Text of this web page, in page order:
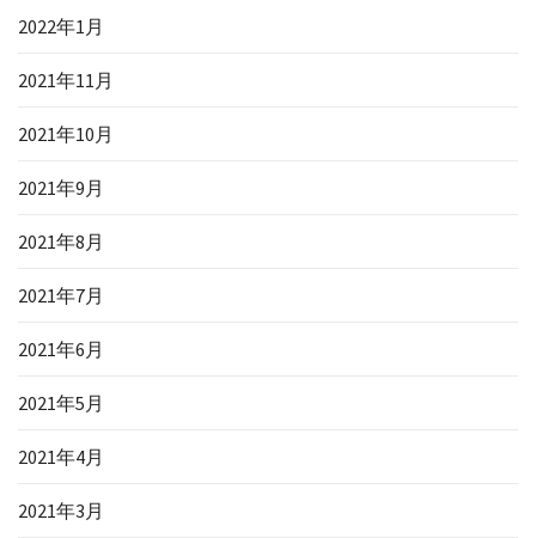
2022年1月
2021年11月
2021年10月
2021年9月
2021年8月
2021年7月
2021年6月
2021年5月
2021年4月
2021年3月